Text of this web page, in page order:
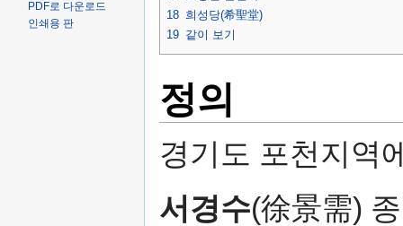
18 희성당(希聖堂)
19 같이 보기
정의
경기도 포천지역
서경수(徐景需)
PDF로 다운로드
인쇄용 판